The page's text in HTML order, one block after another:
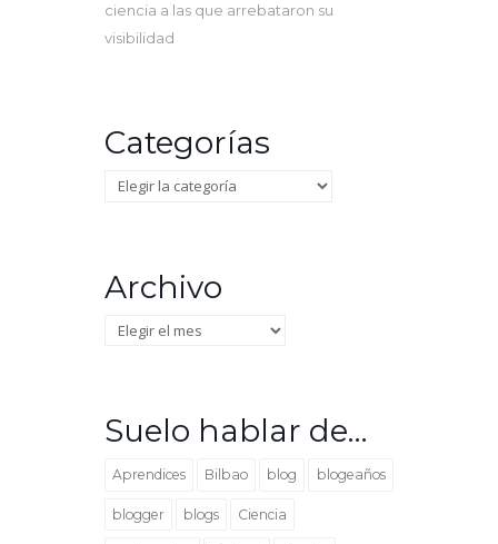
ciencia a las que arrebataron su
visibilidad
Categorías
Categorías
Archivo
Archivo
Suelo hablar de…
Aprendices Bilbao blog blogeaños
blogger blogs Ciencia